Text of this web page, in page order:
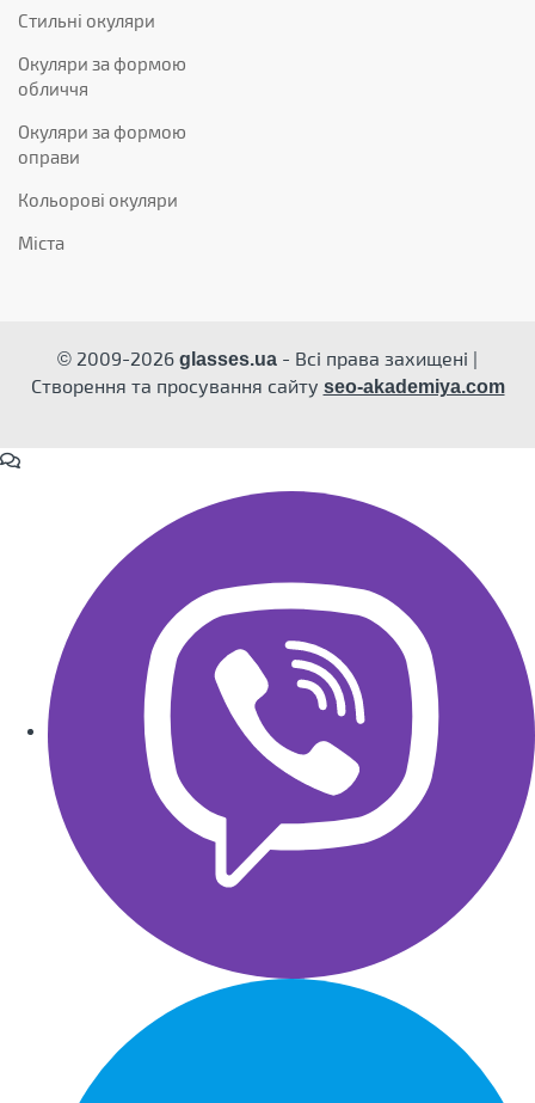
Стильні окуляри
Окуляри за формою
обличчя
Окуляри за формою
оправи
Кольорові окуляри
Міста
© 2009-2026 glasses.ua - Всі права захищені |
Створення та просування сайту seo-akademiya.com